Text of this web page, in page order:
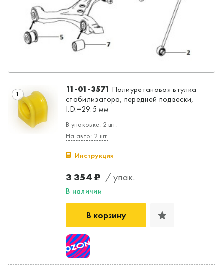
1 11-01-3571 Полиуретановая втулка
стабилизатора, передней подвески,
I.D.=29.5 мм
В упаковке: 2 шт.
На авто: 2 шт.
Инструкция
3 354 ₽ / упак.
В наличии
В корзину